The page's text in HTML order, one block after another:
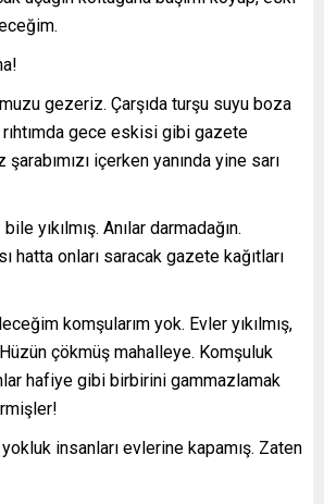
gezeriz. Çarşıda turşu suyu boza
gece eskisi gibi gazete
şarabımızı içerken yanında yine sarı
yıkılmış. Anılar darmadağın.
hatta onları saracak gazete kağıtları
komşularım yok. Evler yıkılmış,
Hüzün çökmüş mahalleye. Komşuluk
hafiye gibi birbirini gammazlamak
insanları evlerine kapamış. Zaten